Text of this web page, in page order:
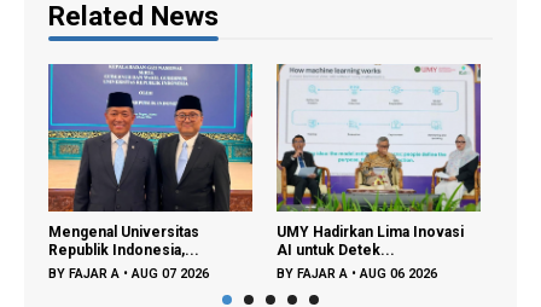
Related News
Mengenal Universitas
Republik Indonesia,...
BY FAJAR A •AUG 07 2026
UMY Hadirkan Lima Inovasi
AI untuk Detek...
BY FAJAR A •AUG 06 2026